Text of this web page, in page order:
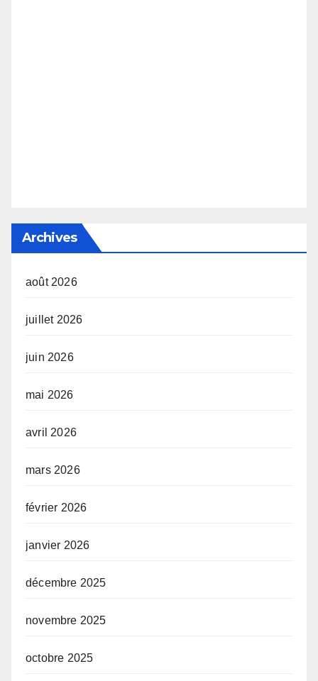
Archives
août 2026
juillet 2026
juin 2026
mai 2026
avril 2026
mars 2026
février 2026
janvier 2026
décembre 2025
novembre 2025
octobre 2025